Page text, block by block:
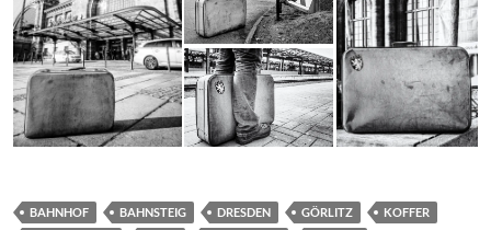
BAHNHOF BAHNSTEIG DRESDEN GÖRLITZ
KOFFER